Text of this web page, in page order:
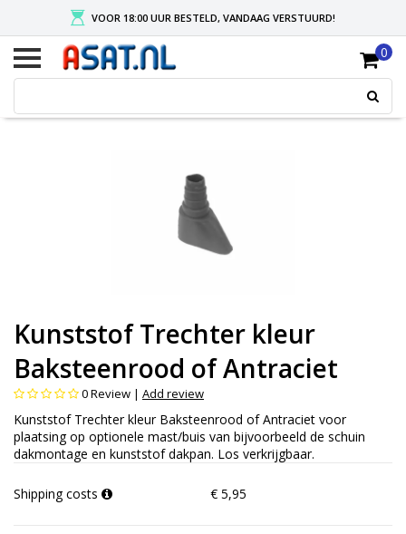
VOOR 18:00 UUR BESTELD, VANDAAG VERSTUURD!
FREE SHIPPING AFTER A MINIMUM ORDER OF € 50, - 0
Kunststof Trechter kleur
Baksteenrood of Antraciet
0Review | Add review
Kunststof Trechter kleur Baksteenrood of Antraciet voor
plaatsing op optionele mast/buis van bijvoorbeeld de schuin
dakmontage en kunststof dakpan. Los verkrijgbaar.
Shipping costs € 5,95